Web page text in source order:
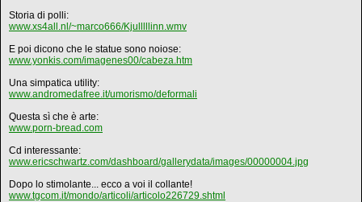
Storia di polli:
www.xs4all.nl/~marco666/Kjulllllinn.wmv
E poi dicono che le statue sono noiose:
www.yonkis.com/imagenes00/cabeza.htm
Una simpatica utility:
www.andromedafree.it/umorismo/deformali
Questa sì che è arte:
www.porn-bread.com
Cd interessante:
www.ericschwartz.com/dashboard/gallerydata/images/00000004.jpg
Dopo lo stimolante... ecco a voi il collante!
www.tgcom.it/mondo/articoli/articolo226729.shtml